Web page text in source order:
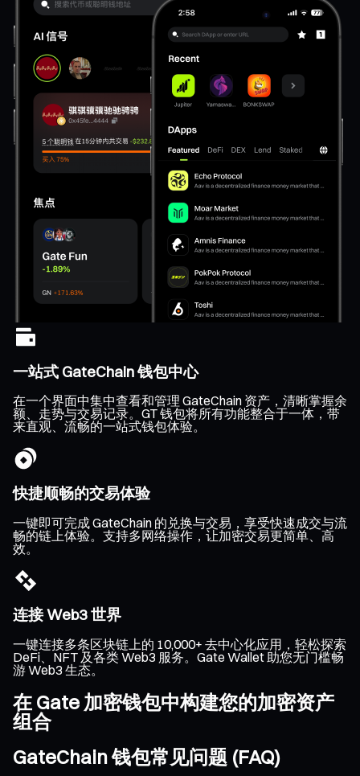
一站式 GateChain 钱包中心
在一个界面中集中查看和管理 GateChain 资产，清晰掌握余
额、走势与交易记录。GT 钱包将所有功能整合于一体，带
来直观、流畅的一站式钱包体验。
快捷顺畅的交易体验
一键即可完成 GateChain 的兑换与交易，享受快速成交与流
畅的链上体验。支持多网络操作，让加密交易更简单、高
效。
连接 Web3 世界
一键连接多条区块链上的 10,000+ 去中心化应用，轻松探索
DeFi、NFT 及各类 Web3 服务。Gate Wallet 助您无门槛畅
游 Web3 生态。
在 Gate 加密钱包中构建您的加密资产
组合
GateChain 钱包常见问题 (FAQ)